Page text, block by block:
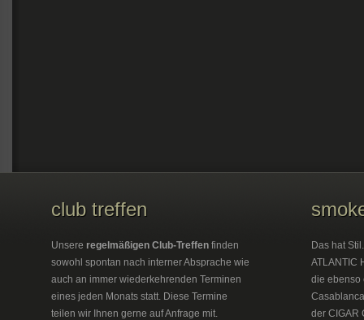
club treffen
Unsere regelmäßigen Club-Treffen finden
sowohl spontan nach interner Absprache wie
auch an immer wiederkehrenden Terminen
eines jeden Monats statt. Diese Termine
teilen wir Ihnen gerne auf Anfrage mit.
Das hat
ATLANTIC
die ebenso
der CIGAR